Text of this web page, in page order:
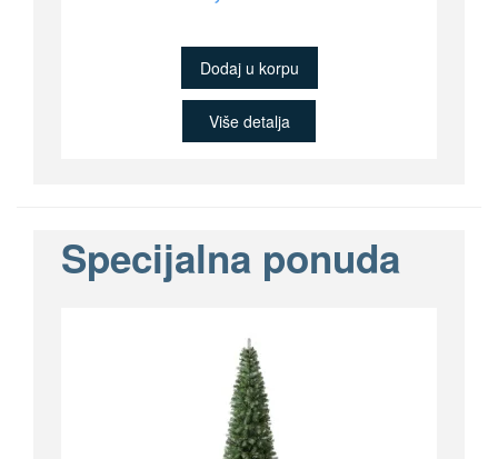
Dodaj u korpu
Više detalja
Specijalna ponuda